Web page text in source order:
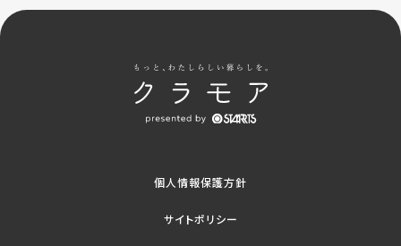
個人情報保護方針
サイトポリシー